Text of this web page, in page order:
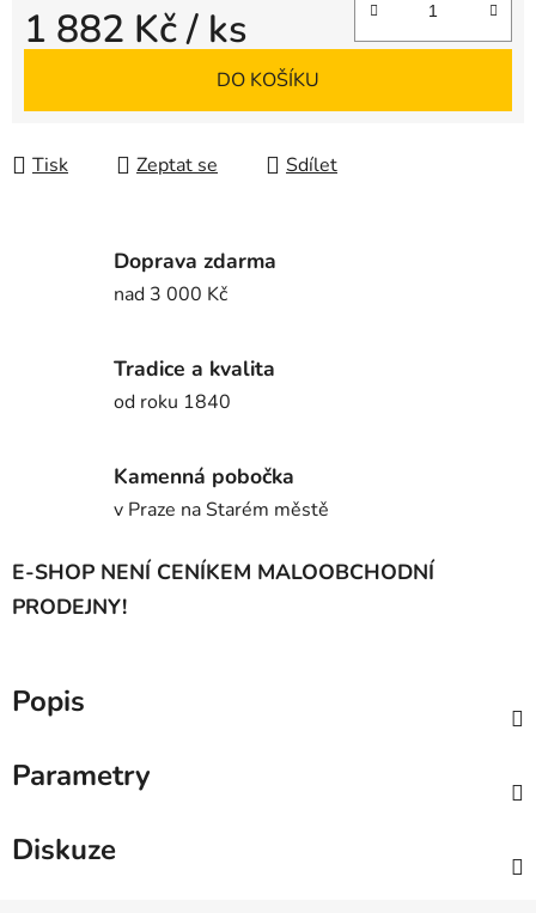
1 882 Kč/ ks
DO KOŠÍKU
Tisk Zeptat se Sdílet
Doprava zdarma
nad 3 000 Kč
Tradice a kvalita
od roku 1840
Kamenná pobočka
v Praze na Starém městě
E-SHOP NENÍ CENÍKEM MALOOBCHODNÍ
PRODEJNY!
Popis
Parametry
Diskuze